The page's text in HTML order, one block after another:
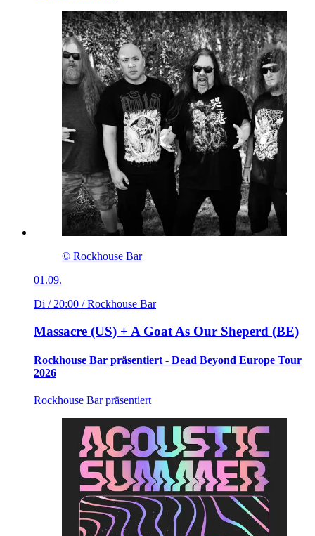
© Rockhouse Bar
01.09.
Di / 20:00 / Rockhouse Bar
Massacre (US) + A Goat As Our Sheperd (BE)
Rockhouse Bar präsentiert - Dead Beyond Europe Tour
2026
Rockhouse Bar präsentiert